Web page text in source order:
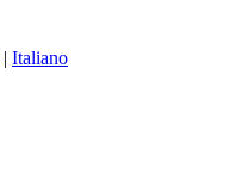
| Italiano